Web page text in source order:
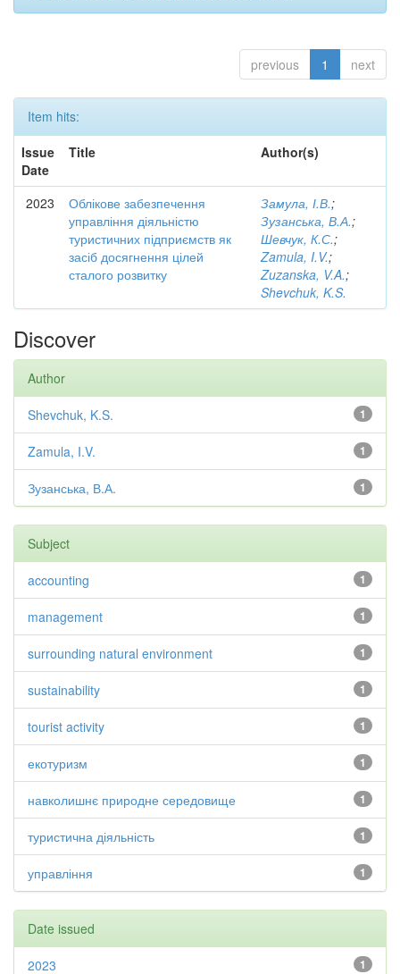
previous 1 next
Item hits:
Issue
Date
Title Author(s)
2023
Облікове забезпечення
управління діяльністю
туристичних підприємств як
засіб досягнення цілей
сталого розвитку
Замула, І.В.;
Зузанська, В.А.;
Шевчук, К.С.;
Zamula, I.V.;
Zuzanska, V.A.;
Shevchuk, K.S.
Discover
Author
1
Shevchuk, K.S.
1
Zamula, I.V.
1
Зузанська, В.А.
Subject
1
accounting
1
management
1
surrounding natural environment
1
sustainability
1
tourist activity
1
екотуризм
1
навколишнє природне середовище
1
туристична діяльність
1
управління
Date issued
1
2023